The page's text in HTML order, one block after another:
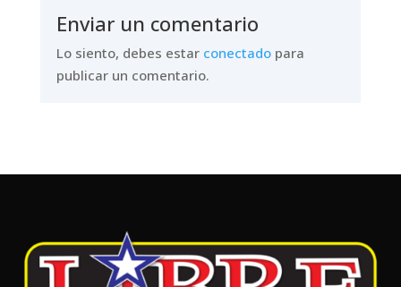
Enviar un comentario
Lo siento, debes estar conectadopara
publicar un comentario.